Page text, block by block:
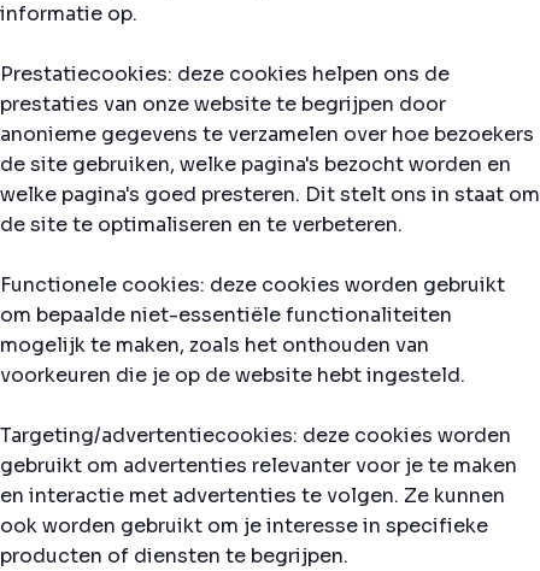
informatie op.
Prestatiecookies: deze cookies helpen ons de
prestaties van onze website te begrijpen door
anonieme gegevens te verzamelen over hoe bezoekers
de site gebruiken, welke pagina's bezocht worden en
welke pagina's goed presteren. Dit stelt ons in staat om
de site te optimaliseren en te verbeteren.
Functionele cookies: deze cookies worden gebruikt
om bepaalde niet-essentiële functionaliteiten
mogelijk te maken, zoals het onthouden van
voorkeuren die je op de website hebt ingesteld.
Targeting/advertentiecookies: deze cookies worden
gebruikt om advertenties relevanter voor je te maken
en interactie met advertenties te volgen. Ze kunnen
ook worden gebruikt om je interesse in specifieke
producten of diensten te begrijpen.